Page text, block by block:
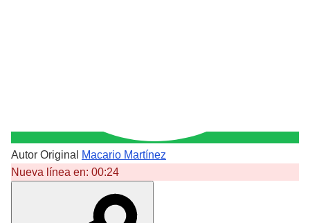
Autor Original
Macario Martínez
Nueva línea en: 00:24